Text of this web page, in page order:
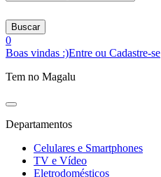
Buscar
0
Boas vindas :)Entre ou Cadastre-se
Tem no Magalu
Departamentos
Celulares e Smartphones
TV e Vídeo
Eletrodomésticos